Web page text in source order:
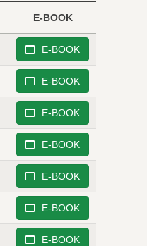
E-BOOK
E-BOOK
E-BOOK
E-BOOK
E-BOOK
E-BOOK
E-BOOK
E-BOOK